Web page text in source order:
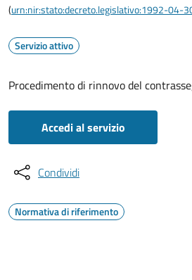
(urn:nir:stato:decreto.legislativo:1992-04-
Servizio attivo
Procedimento di rinnovo del
Accedi al servizio
Condividi
Normativa di riferimento